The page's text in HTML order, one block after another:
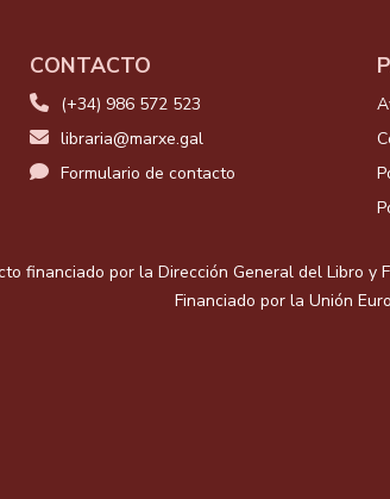
CONTACTO
(+34) 986 572 523
libraria@marxe.gal
Formulario de contacto
financiado por la Dirección General del Libro y
Financiado por la Unión